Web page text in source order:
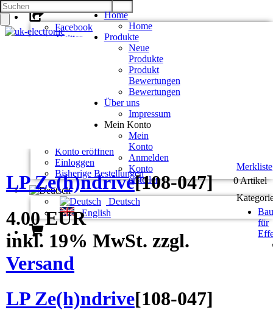
Facebook
Twitter
Unsere AGB
Zahlung und Versand
Privatsphäre und Datenschutz
Konto eröffnen
Einloggen
Bisherige Bestellungen
Deutsch
English
Home
Home
Produkte
Neue
Produkte
Produkt
Bewertungen
Bewertungen
Über uns
Impressum
Mein Konto
Mein
Konto
Anmelden
Konto
erstellen
LP Ze(h)ndrive[108-047]
4.00 EUR
inkl. 19% MwSt. zzgl.
Versand
LP Ze(h)ndrive[108-047]
Merkliste
0 Artikel
für